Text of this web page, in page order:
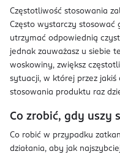
Częstotliwość stosowania
Często wystarczy
utrzymać odpowiednią
jednak zauważasz u siebie
woskowiny, zwiększ
sytuacji, w której przez jakiś
stosowania produktu raz
Co zrobić, gdy uszy
Co robić w przypadku
działania, aby jak